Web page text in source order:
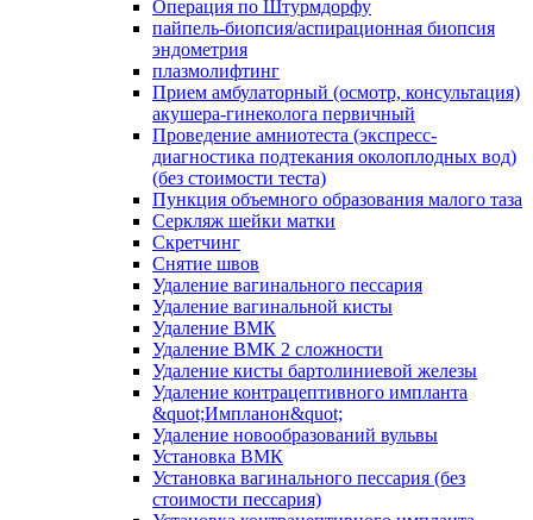
Операция по Штурмдорфу
пайпель-биопсия/аспирационная биопсия
эндометрия
плазмолифтинг
Прием амбулаторный (осмотр, консультация)
акушера-гинеколога первичный
Проведение амниотеста (экспресс-
диагностика подтекания околоплодных вод)
(без стоимости теста)
Пункция объемного образования малого таза
Серкляж шейки матки
Скретчинг
Снятие швов
Удаление вагинального пессария
Удаление вагинальной кисты
Удаление ВМК
Удаление ВМК 2 сложности
Удаление кисты бартолиниевой железы
Удаление контрацептивного импланта
&quot;Импланон&quot;
Удаление новообразований вульвы
Установка ВМК
Установка вагинального пессария (без
стоимости пессария)